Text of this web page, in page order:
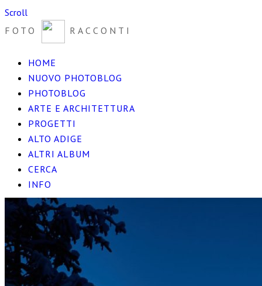
Scroll
FOTO
RACCONTI
HOME
NUOVO PHOTOBLOG
PHOTOBLOG
ARTE E ARCHITETTURA
PROGETTI
ALTO ADIGE
ALTRI ALBUM
CERCA
INFO